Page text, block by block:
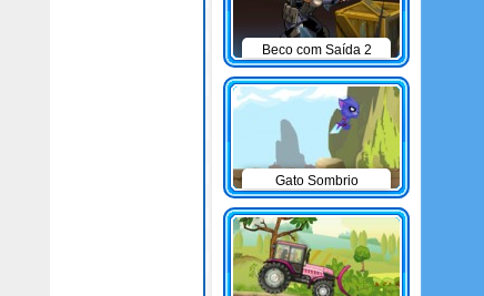
Beco com Saída 2
Gato Sombrio